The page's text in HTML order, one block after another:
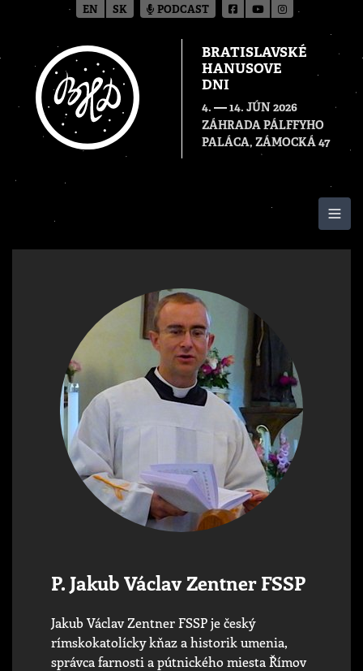
BRATISLAVSKÉ
HANUSOVE
DNI
4. — 14. JÚN 2026
ZÁHRADA PÁLFFYHO
PALÁCA, ZÁMOCKÁ 47
P. Jakub Václav Zentner FSSP
Jakub Václav Zentner FSSP je český
rímskokatolícky kňaz a historik umenia,
správca farnosti a pútnického miesta Římov
EN SK PODCAST